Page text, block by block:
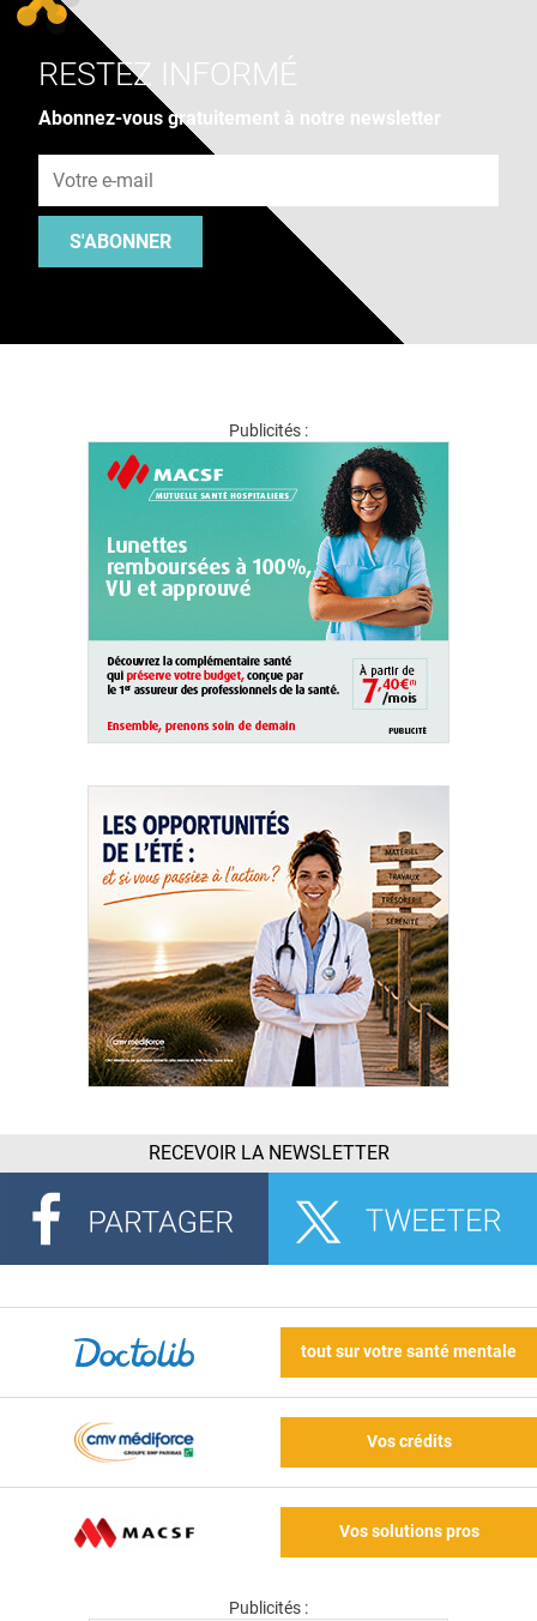
RESTEZ INFORMÉ
Abonnez-vous gratuitement à notre newsletter
S'ABONNER
Publicités :
RECEVOIR LA NEWSLETTER
tout sur votre santé mentale
Vos crédits
Vos solutions pros
Publicités :